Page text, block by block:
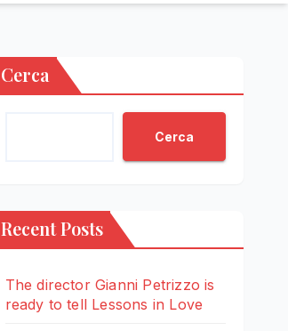
Cerca
Cerca
Recent Posts
The director Gianni Petrizzo is
ready to tell Lessons in Love